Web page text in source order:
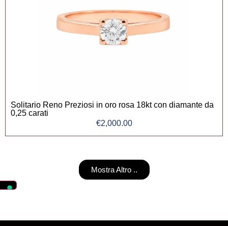
Solitario Reno Preziosi in oro rosa 18kt con diamante da
0,25 carati
€2,000.00
Mostra Altro ..